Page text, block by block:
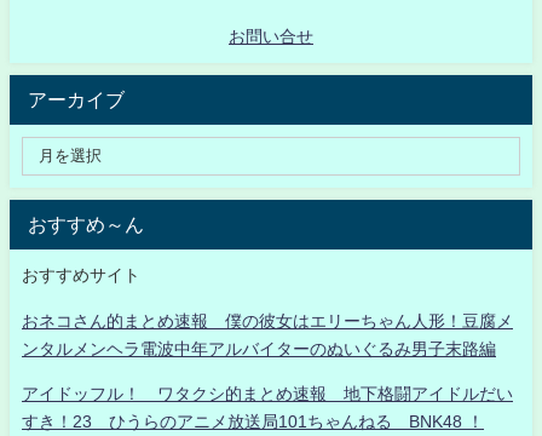
お問い合せ
アーカイブ
おすすめ～ん
おすすめサイト
おネコさん的まとめ速報 僕の彼女はエリーちゃん人形！豆腐メ
ンタルメンヘラ電波中年アルバイターのぬいぐるみ男子末路編
アイドッフル！ ワタクシ的まとめ速報 地下格闘アイドルだい
すき！23 ひうらのアニメ放送局101ちゃんねる BNK48 ！